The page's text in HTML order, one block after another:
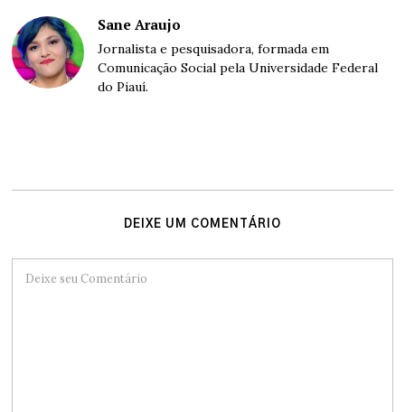
Sane Araujo
Jornalista e pesquisadora, formada em
Comunicação Social pela Universidade Federal
do Piauí.
DEIXE UM COMENTÁRIO